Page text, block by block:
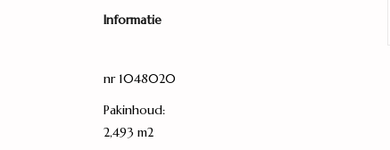
Informatie
nr 1048020
Pakinhoud:
2,493 m2